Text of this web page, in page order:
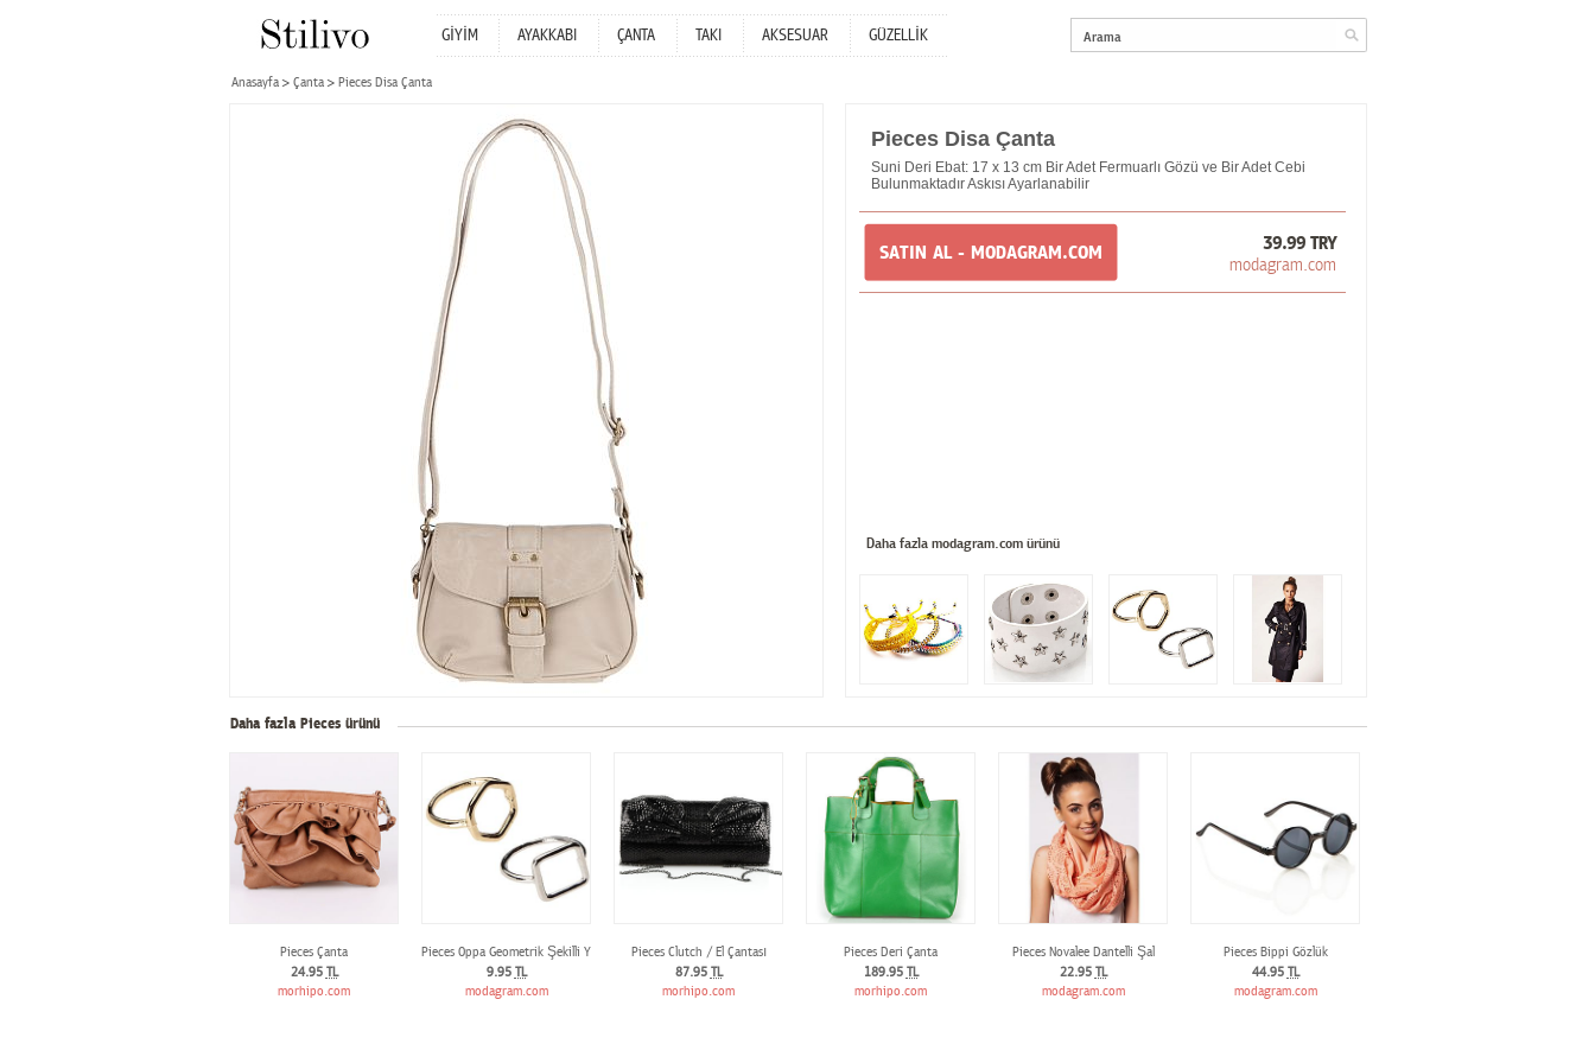
GİYİM AYAKKABI ÇANTA TAKI AKSESUAR GÜZELLİK
Anasayfa Çanta Pieces Disa Çanta
Pieces Disa Çanta
Suni Deri Ebat: 17 x 13 cm Bir Adet Fermuarlı Gözü ve Bir Adet Cebi
Bulunmaktadır Askısı Ayarlanabilir
SATIN AL - MODAGRAM.COM 39.99 TRY
modagram.com
Daha fazla modagram.com ürünü
Daha fazla Pieces ürünü
Pieces Çanta
24.95 TL
morhipo.com
Pieces Oppa Geometrik Şekilli Yüzük
9.95 TL
modagram.com
Pieces Clutch / El Çantası
87.95 TL
morhipo.com
Pieces Deri Çanta
189.95 TL
morhipo.com
Pieces Novalee Dantelli Şal
22.95 TL
modagram.com
Pieces Bippi Gözlük
44.95 TL
modagram.com